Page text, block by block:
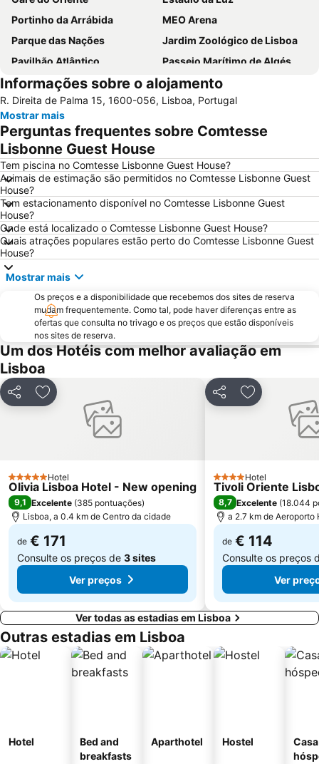
Portinho da Arrábida
MEO Arena
Parque das Nações
Jardim Zoológico de Lisboa
Pavilhão Atlântico
Passeio Marítimo de Algés
Benfica
Praias de Santa Cruz
Baixa de Lisboa
Parque Eduardo VII
Praça de Touros de Campo Pequeno
Praia das Azenhas do Mar
Estação de Caminhos de Ferro de Sete Rios
Avenida da Liberdade
da Figueirinha
Marquês de Pombal
Estádio do Restelo
Praia das Maçãs
Fonte da Telha
Praia Tróia Mar
Praia da Ericeira
Parque Natural da Arrabida
Campo Grande
Lagoa de Albufeira
Oceanário de Lisboa
Praia da Caparica
Fundaçao Champalimaud
Alvalade
Praça do Rossio
Gare do Oriente
Centro Colombo
Estádio José Alvalade
Wonderland Lisboa
Galapinhos Beach
Informações sobre o alojamento
R. Direita de Palma 15, 1600-056, Lisboa, Portugal
Mostrar mais
Perguntas frequentes sobre Comtesse
Lisbonne Guest House
Tem piscina no Comtesse Lisbonne Guest House?
Animais de estimação são permitidos no Comtesse Lisbonne Guest
House?
Tem estacionamento disponível no Comtesse Lisbonne Guest
House?
Onde está localizado o Comtesse Lisbonne Guest House?
Quais atrações populares estão perto do Comtesse Lisbonne Guest
House?
Mostrar mais
Os preços e a disponibilidade que recebemos dos sites de reserva
mudam frequentemente. Como tal, pode haver diferenças entre as
ofertas que consulta no trivago e os preços que estão disponíveis
nos sites de reserva.
Um dos Hotéis com melhor avaliação em
Lisboa
PartilharAdicionar aos favoritos
5 EstrelasHotel
Olivia Lisboa Hotel - New opening
9,1 Excelente (385 pontuações)
Lisboa, a 0.4 km de Centro da cidade
de € 171
Consulte os preços de 3 sites
Ver preços
PartilharAdicionar
4 Estrelas
Hotel
Tivoli Oriente
8,7 Excelente (18.044
a 2.7 km de Aeroporto
de € 114
Consulte os preços
Ver
Ver todas as estadias em Lisboa
Outras estadias em Lisboa
Hotel
Bed and
breakfasts
Aparthotel Hostel